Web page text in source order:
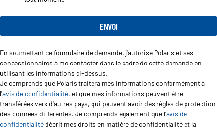
En soumettant ce formulaire de demande, j'autorise Polaris et ses
concessionnaires à me contacter dans le cadre de cette demande en
utilisant les informations ci-dessus.
Je comprends que Polaris traitera mes informations conformément à
l'avis de confidentialité, et que mes informations peuvent être
transférées vers d'autres pays, qui peuvent avoir des règles de protection
des données différentes. Je comprends également que l'avis de
confidentialité décrit mes droits en matière de confidentialité et la